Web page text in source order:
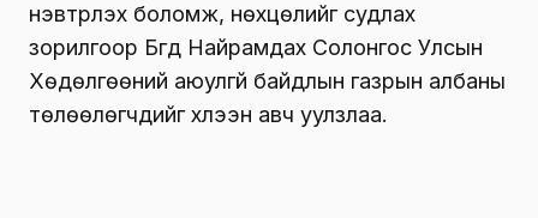
нэвтрүүлэх боломж, нөхцөлийг судлах
зорилгоор Бүгд Найрамдах Солонгос Улсын
Хөдөлгөөний аюулгүй байдлын газрын албаны
төлөөлөгчдийг хүлээн авч уулзлаа.